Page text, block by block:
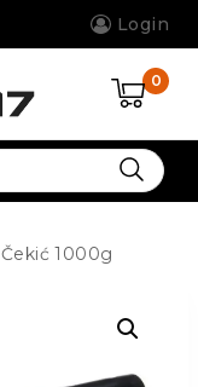
Login
0
Čekić 1000g